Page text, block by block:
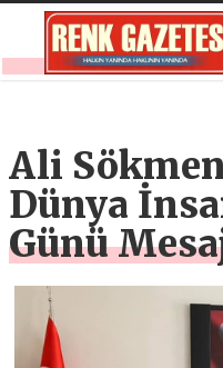
Ali Sökmen
Dünya
Günü